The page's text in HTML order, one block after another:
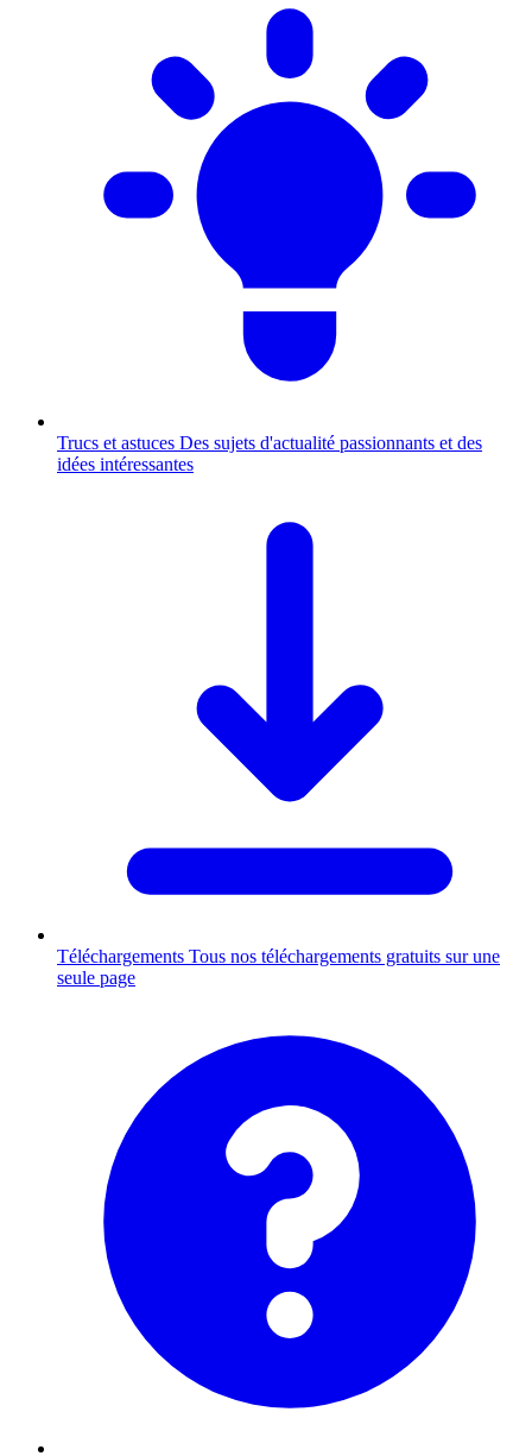
Trucs et astuces Des sujets d'actualité passionnants et des
idées intéressantes
Téléchargements Tous nos téléchargements gratuits sur une
seule page